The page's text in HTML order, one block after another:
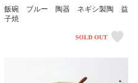
飯碗 ブルー 陶器 ネギシ製陶 益
子焼
SOLD OUT